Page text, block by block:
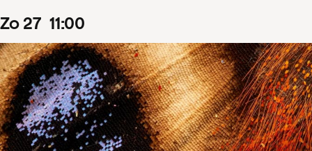
zo 27 11:00